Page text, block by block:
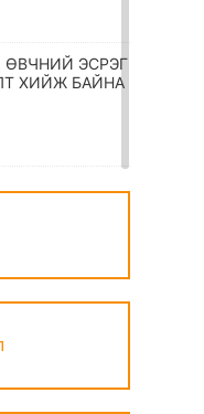
ӨВЧНИЙ ЭСРЭГ
ХИЙЖ БАЙНА
ХААГЧИЙГ